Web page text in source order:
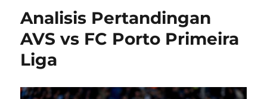
Analisis Pertandingan
AVS vs FC Porto Primeira
Liga